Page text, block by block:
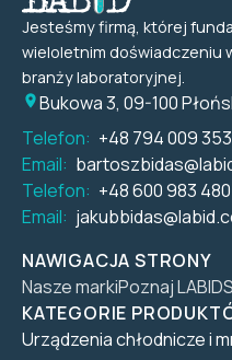
Jesteśmy firmą, której
wieloletnim doświadczeniu
branży laboratoryjnej.
Bukowa 3, 09-100
Telefon: +48 794 009 353
Email:
Telefon: +48 600 983 480
Email:
NAWIGACJA STRONY
Nasze markiPoznaj LABID
KATEGORIE
Urządzenia chłodnicze i